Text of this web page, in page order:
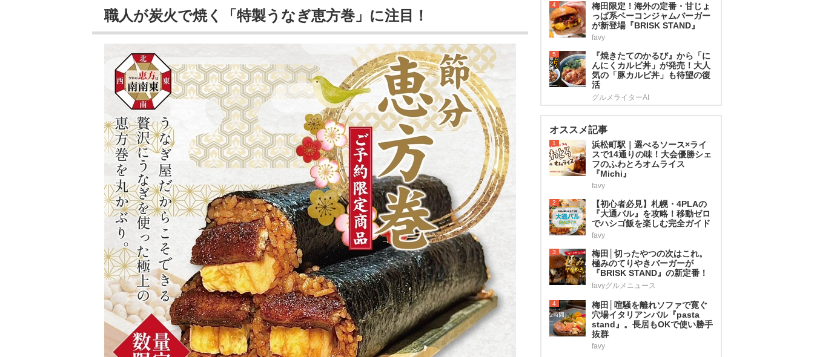
職人が炭火で焼く「特製うなぎ恵方巻」に注目！
4
梅田限定！海外の定番・甘じょ
っぱ系ベーコンジャムバーガー
が新登場『BRISK STAND』
favy
5
『焼きたてのかるび』から「に
んにくカルビ丼」が発売！大人
気の「豚カルビ丼」も待望の復
活
グルメライターAI
オススメ記事
1
浜松町駅｜選べるソース×ライ
スで14通りの味！大会優勝シェ
フのふわとろオムライス
『Michi』
favy
2
【初心者必見】札幌・4PLAの
『大通バル』を攻略！移動ゼロ
でハシゴ飯を楽しむ完全ガイド
favy
3
梅田│切ったやつの次はこれ。
極みのてりやきバーガーが
『BRISK STAND』の新定番！
favyグルメニュース
4
梅田│喧騒を離れソファで寛ぐ
穴場イタリアンバル『pasta
stand』。長居もOKで使い勝手
抜群
favy